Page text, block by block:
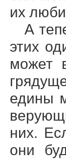
их
А
этих
может
едины
них.
они